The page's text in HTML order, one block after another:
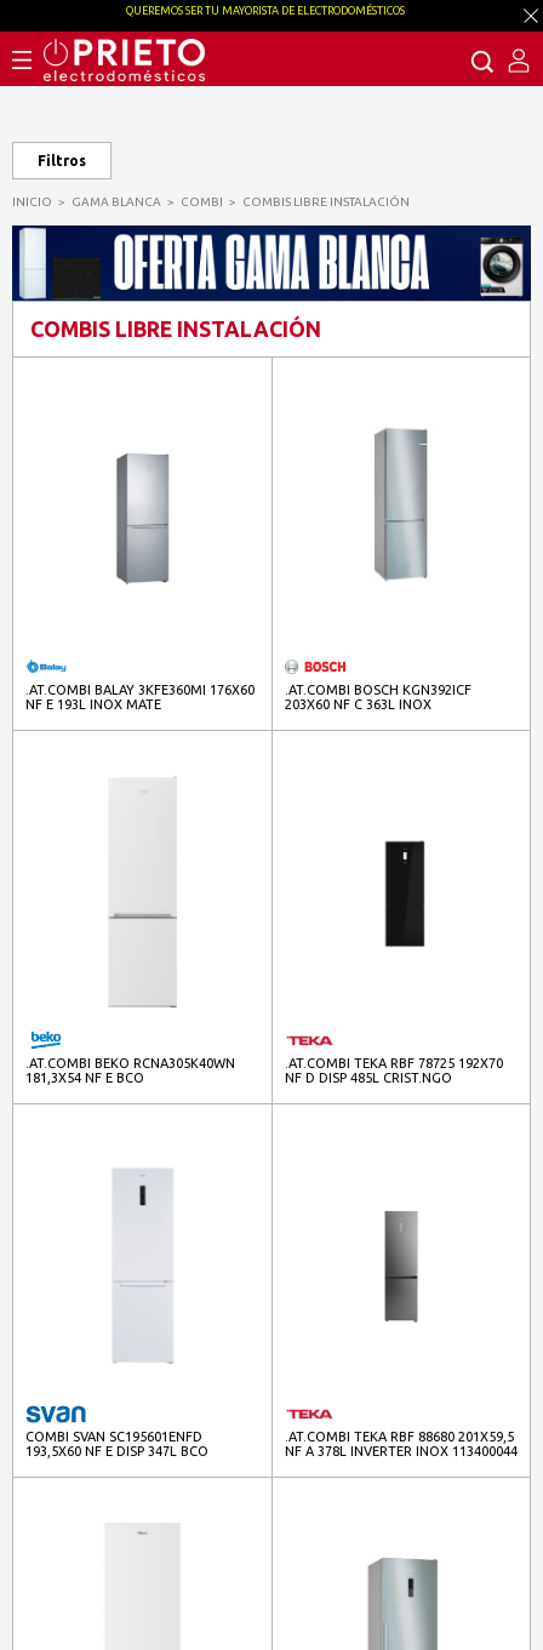
Filtros
INICIO GAMA BLANCA COMBI COMBIS LIBRE INSTALACIÓN
COMBIS LIBRE INSTALACIÓN
.AT.COMBI BALAY 3KFE360MI 176X60
NF E 193L INOX MATE
.AT.COMBI BOSCH KGN392ICF
203X60 NF C 363L INOX
.AT.COMBI BEKO RCNA305K40WN
181,3X54 NF E BCO
.AT.COMBI TEKA RBF 78725 192X70
NF D DISP 485L CRIST.NGO
COMBI SVAN SC195601ENFD
193,5X60 NF E DISP 347L BCO
.AT.COMBI TEKA RBF 88680 201X59,5
NF A 378L INVERTER INOX 113400044
QUEREMOS SER TU MAYORISTA DE ELECTRODOMÉSTICOS